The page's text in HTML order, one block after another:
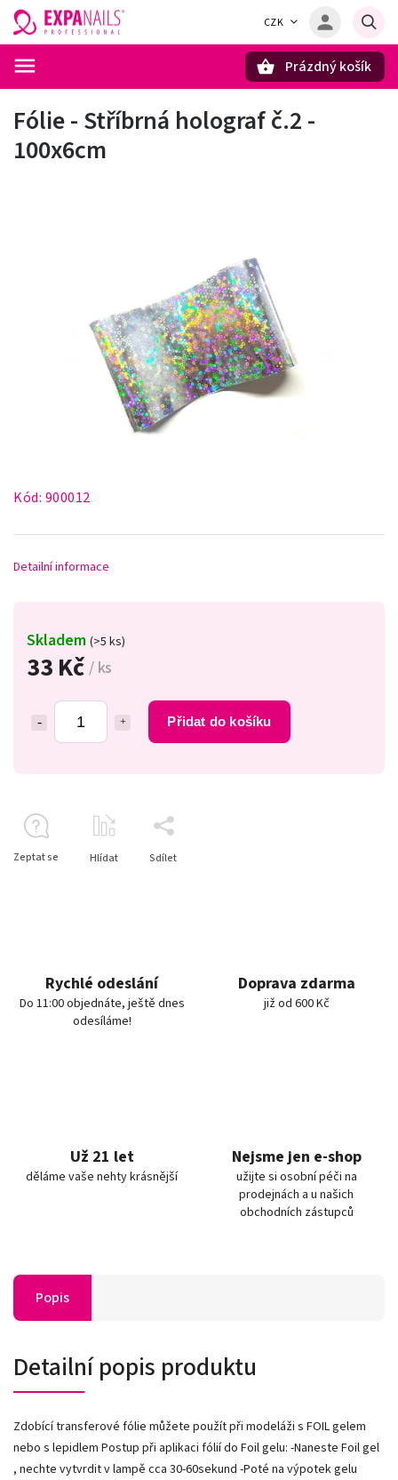
CZK
Prázdný košík
Fólie - Stříbrná holograf č.2 -
100x6cm
Kód: 900012
33 Kč/ ks
Přidat do košíku
Skladem (>5 ks)
Detailní informace
Zeptat se Hlídat Sdílet
Rychlé odeslání
Do 11:00 objednáte, ještě dnes
odesíláme!
Doprava zdarma
již od 600 Kč
Už 21 let
děláme vaše nehty krásnější
Nejsme jen e-shop
užijte si osobní péči na
prodejnách a u našich
obchodních zástupců
Popis
Detailní popis produktu
Zdobící transferové fólie můžete použít při modeláži s FOIL gelem
nebo s lepidlem Postup při aplikaci fólií do Foil gelu: -Naneste Foil gel
, nechte vytvrdit v lampě cca 30-60sekund -Poté na výpotek gelu